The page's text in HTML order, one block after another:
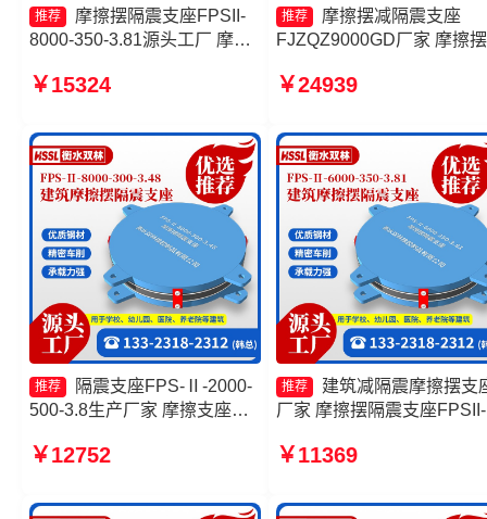
推荐
摩擦摆隔震支座FPSII-
8000-350-3.81源头工厂 摩擦
3.48 摩擦摆隔震支座FPSII-
摆隔震支座FPSII-2000-300-
3.48
￥15324
推荐
摩擦摆减隔震支座
FJZQZ9000GD厂家 摩擦
座FPSII-5000-300-3.48厂
￥24939
推荐
隔震支座FPS-Ⅱ-2000-
500-3.8生产厂家 摩擦支座生
3000-350-3.81厂家 摩擦摆隔
生产厂家
￥12752
推荐
建筑减隔震摩擦摆支
厂家 摩擦摆隔震支座FPSII-
摆隔震支座FPSII-10000-
￥11369